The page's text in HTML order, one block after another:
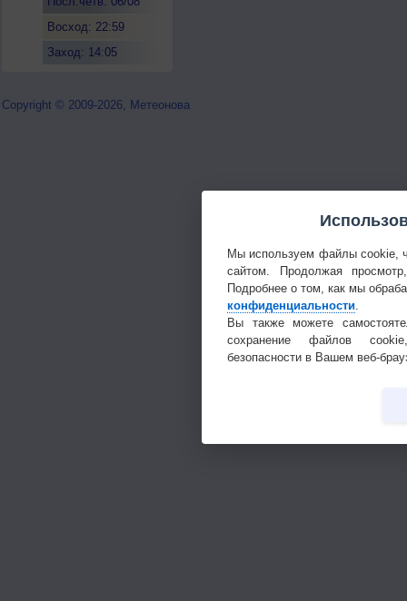
Восход: 22:59
Заход: 14:05
Copyright © 2009-2026, Метеонова
Мы используем файлы cookie,
сайтом. Продолжая
Подробнее о том, как мы
конфиденциальности
Вы также можете
сохранение файлов
безопасности в Вашем веб-